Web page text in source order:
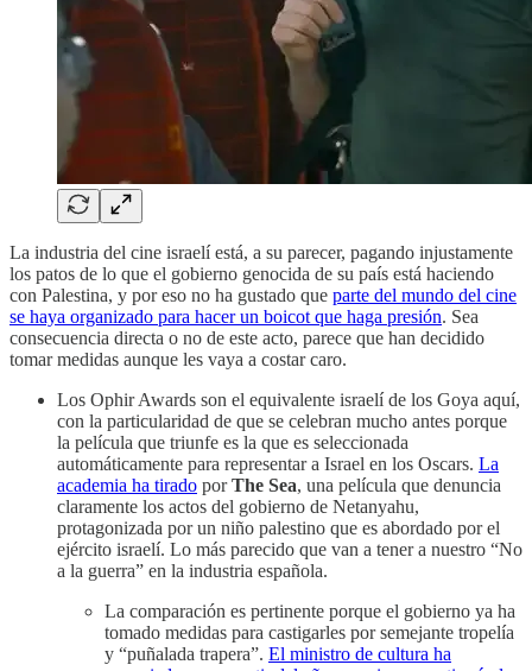
La industria del cine israelí está, a su parecer, pagando injustamente
los patos de lo que el gobierno genocida de su país está haciendo
con Palestina, y por eso no ha gustado que parte del mundo del cine
se haya organizado para hacer un boicot que haga presión. Sea
consecuencia directa o no de este acto, parece que han decidido
tomar medidas aunque les vaya a costar caro.
Los Ophir Awards son el equivalente israelí de los Goya aquí,
con la particularidad de que se celebran mucho antes porque
la película que triunfe es la que es seleccionada
automáticamente para representar a Israel en los Oscars. La
academia ha tirado porThe Sea, una película que denuncia
claramente los actos del gobierno de Netanyahu,
protagonizada por un niño palestino que es abordado por el
ejército israelí. Lo más parecido que van a tener a nuestro “No
a la guerra” en la industria española.
La comparación es pertinente porque el gobierno ya ha
tomado medidas para castigarles por semejante tropelía
y “puñalada trapera”. El ministro de cultura ha